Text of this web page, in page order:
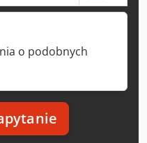
o podobnych